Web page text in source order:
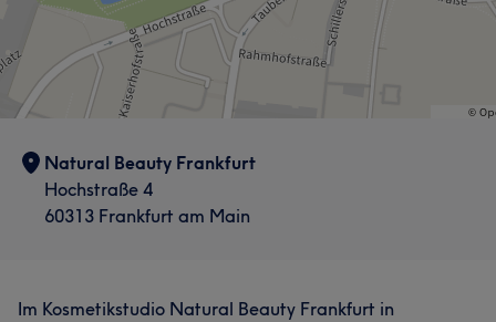
Natural Beauty Frankfurt
Hochstraße 4
60313 Frankfurt am Main
Im Kosmetikstudio Natural Beauty Frankfurt in